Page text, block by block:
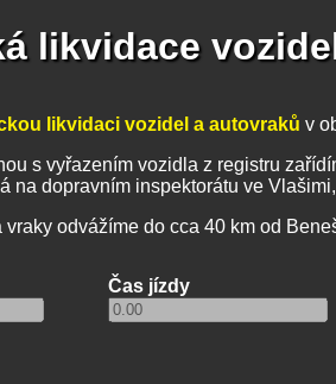
likvidace
likvidaci vozidel a autovraků v
s vyřazením vozidla z registru
na dopravním inspektorátu ve
odvážíme do cca 40 km od
Čas jízdy